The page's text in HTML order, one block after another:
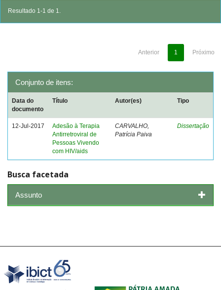
Resultado 1-1 de 1.
Anterior 1 Próximo
Conjunto de itens:
Data do
documento
Título Autor(es) Tipo
12-Jul-2017
Adesão à Terapia
Antirretroviral de
Pessoas Vivendo
com HIV/aids
CARVALHO,
Patrícia Paiva
Dissertação
Busca facetada
Assunto